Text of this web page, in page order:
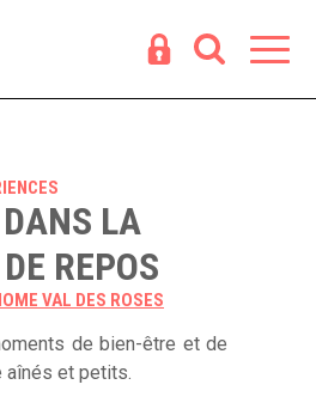
LA
REPOS
VAL DES ROSES
de bien-être et de
aînés et petits.